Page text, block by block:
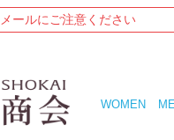
ールにご注意ください
WOMEN